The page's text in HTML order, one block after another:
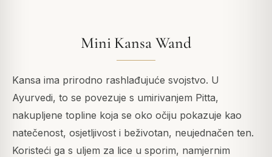
Mini Kansa Wand
Kansa ima prirodno rashlađujuće svojstvo. U
Ayurvedi, to se povezuje s umirivanjem Pitta,
nakupljene topline koja se oko očiju pokazuje kao
natečenost, osjetljivost i beživotan, neujednačen ten.
Koristeći ga s uljem za lice u sporim, namjernim